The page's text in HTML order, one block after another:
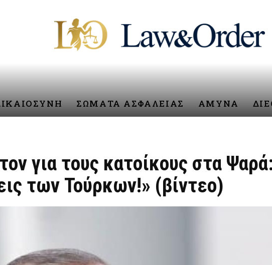
ΣΩΜΑΤΑ ΑΣΦΑΛΕΙΑΣ ΑΜΥΝΑ
για τους κατοίκους στα
των Τούρκων!» (βίντεο)